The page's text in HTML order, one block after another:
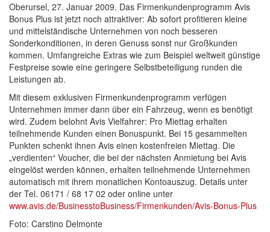
Oberursel, 27. Januar 2009. Das Firmenkundenprogramm Avis
Bonus Plus ist jetzt noch attraktiver: Ab sofort profitieren kleine
und mittelständische Unternehmen von noch besseren
Sonderkonditionen, in deren Genuss sonst nur Großkunden
kommen. Umfangreiche Extras wie zum Beispiel weltweit günstige
Festpreise sowie eine geringere Selbstbeteiligung runden die
Leistungen ab.
Mit diesem exklusiven Firmenkundenprogramm verfügen
Unternehmen immer dann über ein Fahrzeug, wenn es benötigt
wird. Zudem belohnt Avis Vielfahrer: Pro Miettag erhalten
teilnehmende Kunden einen Bonuspunkt. Bei 15 gesammelten
Punkten schenkt ihnen Avis einen kostenfreien Miettag. Die
„verdienten“ Voucher, die bei der nächsten Anmietung bei Avis
eingelöst werden können, erhalten teilnehmende Unternehmen
automatisch mit ihrem monatlichen Kontoauszug. Details unter
der Tel. 06171 / 68 17 02 oder online unter
www.avis.de/BusinesstoBusiness/Firmenkunden/Avis-Bonus-Plus
Foto: Carstino Delmonte